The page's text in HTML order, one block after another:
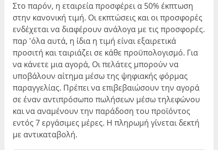
Στο παρόν, η εταιρεία προσφέρει α 50% έκπτωση
στην κανονική τιμή. Οι εκπτώσεις και οι προσφορές
ενδέχεται να διαφέρουν ανάλογα με τις προσφορές.
παρ 'όλα αυτά, η ίδια η τιμή είναι εξαιρετικά
προσιτή και ταιριάζει σε κάθε προϋπολογισμό. Για
να κάνετε μια αγορά, Οι πελάτες μπορούν να
υποβάλουν αίτημα μέσω της ψηφιακής φόρμας
παραγγελίας. Πρέπει να επιβεβαιώσουν την αγορά
σε έναν αντιπρόσωπο πωλήσεων μέσω τηλεφώνου
και να αναμένουν την παράδοση του προϊόντος
εντός 7 εργάσιμες μέρες. Η πληρωμή γίνεται δεκτή
με αντικαταβολή.